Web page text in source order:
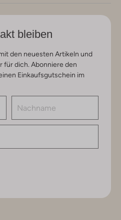
bleiben
den neuesten Artikeln und
für dich. Abonniere den
Einkaufsgutschein im